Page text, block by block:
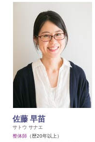
佐藤 早苗
サトウ サナエ
整体師（歴20年以上）